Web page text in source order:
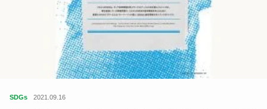
SDGs 2021.09.16